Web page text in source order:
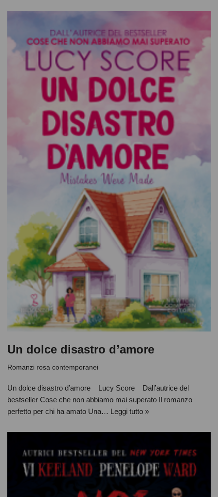
Un dolce disastro d’amore
Romanzi rosa contemporanei
Un dolce disastro d’amore Lucy Score Dall’autrice del
bestseller Cose che non abbiamo mai superato Il romanzo
perfetto per chi ha amato Una… Leggi tutto »